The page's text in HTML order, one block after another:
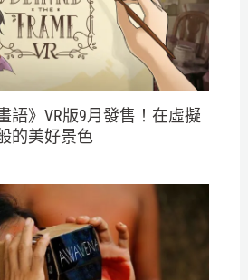
語》VR版9月發售！在虛擬
的美好景色